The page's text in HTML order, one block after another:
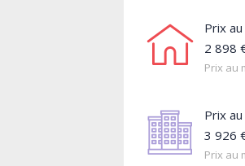
Prix
2 898
Prix au
Prix
3 926
Prix au